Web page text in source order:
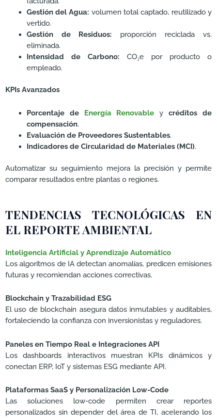
Gestión del Agua: volumen total captado, reutilizado y
vertido.
Gestión de Residuos: proporción reciclada vs.
eliminada.
Intensidad de Carbono: CO₂e por producto o
empleado.
KPIs Avanzados
Porcentaje de Energía Renovable ycréditos de
compensación.
Evaluación de Proveedores Sustentables.
Indicadores de Circularidad de Materiales (MCI).
Automatizar su seguimiento mejora la precisión y permite
comparar resultados entre plantas o regiones.
TENDENCIAS TECNOLÓGICAS EN
EL REPORTE AMBIENTAL
Inteligencia Artificial y Aprendizaje Automático
Los algoritmos de IA detectan anomalías, predicen emisiones
futuras y recomiendan acciones correctivas.
Blockchain y Trazabilidad ESG
El uso de blockchain asegura datos inmutables y auditables,
fortaleciendo la confianza con inversionistas y reguladores.
Paneles en Tiempo Real e Integraciones API
Los dashboards interactivos muestran KPIs dinámicos y
conectan ERP, IoT y sistemas ESG mediante API.
Plataformas SaaS y Personalización Low-Code
Las soluciones low-code permiten crear reportes
personalizados sin depender del área de TI, acelerando los